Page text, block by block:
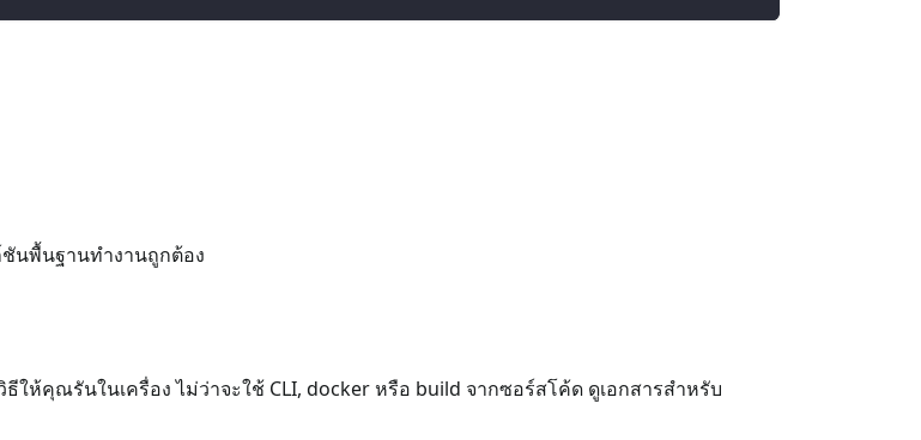
ชันพื้นฐานทำงานถูกต้อง
ห้คุณรันในเครื่อง ไม่ว่าจะใช้ CLI, docker หรือ build จากซอร์สโค้ด ดูเอกสารสำหรับ